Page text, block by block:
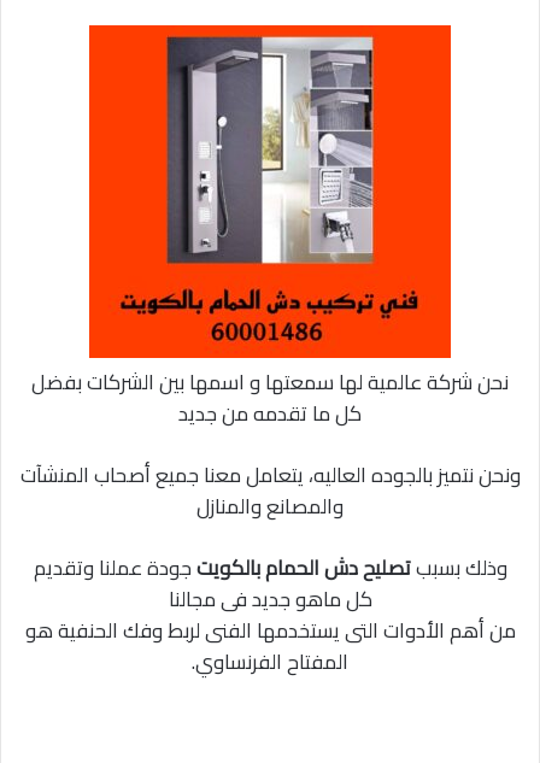
نحن شركة عالمية لها سمعتها و اسمها بين الشركات بفضل
كل ما تقدمه من جديد
ونحن نتميز بالجوده العاليه، يتعامل معنا جميع أصحاب المنشآت
والمصانع والمنازل
وذلك بسببتصليح دش الحمام بالكويتجودة عملنا وتقديم
كل ماهو جديد فى مجالنا
من أهم الأدوات التى يستخدمها الفنى لربط وفك الحنفية هو
المفتاح الفرنساوي.